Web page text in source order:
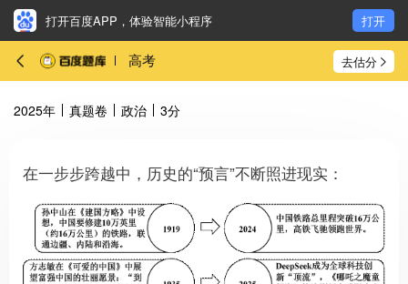
打开百度APP，体验智能小程序 打开
高考 去估分
2025年 真题卷 政治 3分
在一步步跨越中，历史的“预言”不断照进现实：